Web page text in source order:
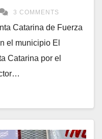
3 COMMENTS
Catarina de Fuerza
el municipio El
Catarina por el